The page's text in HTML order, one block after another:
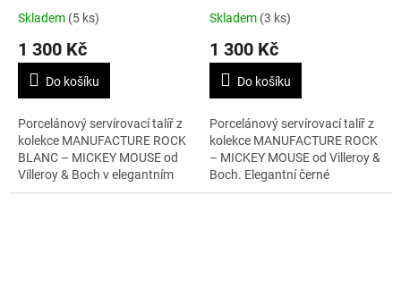
BLANC – MICKEY MOUSE
Skladem (5 ks)
1 300 Kč
Do košíku
Porcelánový servírovací talíř z
kolekce MANUFACTURE ROCK
BLANC – MICKEY MOUSE od
Villeroy & Boch v elegantním
bílém provedení. Talíř o délce
MICKEY MOUSE 35 cm
Skladem (3 ks)
1 300 Kč
Do košíku
Porcelánový servírovací talíř z
kolekce MANUFACTURE ROCK
– MICKEY MOUSE od Villeroy &
Boch. Elegantní černé
provedení s motivem Mickey